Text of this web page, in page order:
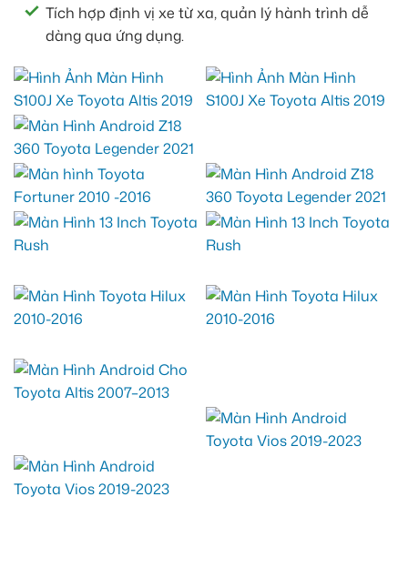
Tích hợp định vị xe từ xa, quản lý hành trình dễ
dàng qua ứng dụng.